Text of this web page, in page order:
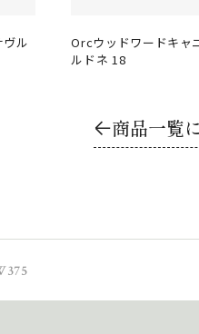
ル
Orcウッドワードキャ
ルドネ 18
商品一覧